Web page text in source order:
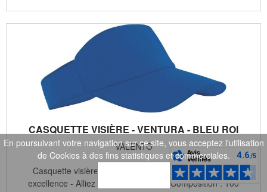
CASQUETTE VISIÈRE - VENTURA - BLEU ROI
VALENTO
Casquette visière VENTURA – La visière de sport par
excellence - Alliez style et efficacité - Composition : 100
En poursuivant votre navigation sur ce site, vous acceptez l'utilisation
de Cookies à des fins statistiques et commerciales.